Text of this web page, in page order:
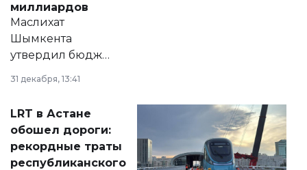
миллиардов
Маслихат
Шымкента
утвердил бюджет
города на 2026–
2028 годы.
документ
появился в базе
нормативных
31 декабря, 13:41
LRT в Астане
обошел дороги:
рекордные траты
республиканского